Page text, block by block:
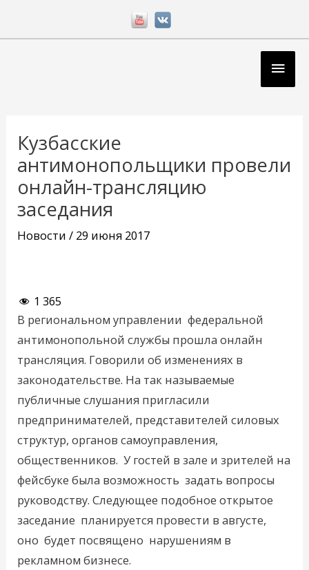
Кузбасские
антимонопольщики провели
онлайн-трансляцию
заседания
Новости / 29 июня 2017
1 365
В региональном управлении федеральной
антимонопольной службы прошла онлайн
трансляция. Говорили об изменениях в
законодательстве. На так называемые
публичные слушания пригласили
предпринимателей, представителей силовых
структур, органов самоуправления,
общественников. У гостей в зале и зрителей на
фейсбуке была возможность задать вопросы
руководству. Следующее подобное открытое
заседание планируется провести в августе,
оно будет посвящено нарушениям в
рекламном бизнесе.
записям